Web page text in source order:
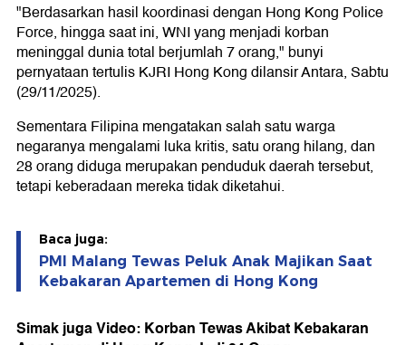
"Berdasarkan hasil koordinasi dengan Hong Kong Police
Force, hingga saat ini, WNI yang menjadi korban
meninggal dunia total berjumlah 7 orang," bunyi
pernyataan tertulis KJRI Hong Kong dilansir Antara, Sabtu
(29/11/2025).
Sementara Filipina mengatakan salah satu warga
negaranya mengalami luka kritis, satu orang hilang, dan
28 orang diduga merupakan penduduk daerah tersebut,
tetapi keberadaan mereka tidak diketahui.
Baca juga:
PMI Malang Tewas Peluk Anak Majikan Saat
Kebakaran Apartemen di Hong Kong
Simak juga Video: Korban Tewas Akibat Kebakaran